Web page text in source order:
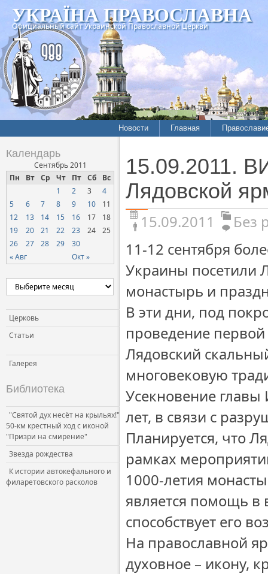
УКРАЇНА ПРАВОСЛАВНА
Официальный сайт Украинской Православной Церкви
Новости Главная
Календарь
Сентябрь 2011
Пн
Вт Ср Чт Пт Сб Вс
« Авг Окт »
1 2 3
4
5
6 7 8 9 10
11
12
13 14 15 16 17
18
19
20 21 22 23 24
25
26
27 28 29 30
Церковь
Статьи
Галерея
Библиотека
"Святой дух несёт на крыльях!"
50-км крестный ход с иконой
"Призри на смирение"
Звезда рождества
К истории автокефального и
филаретовского расколов
15.09.2011.
Лядовской
15.09.2011
Без
11-12 сентября
Украины посетили
монастырь и
В эти дни, под
проведение
Лядовский
многовековую
Усекновение
лет, в связи с
Планируется, что
рамках
1000-летия
является помощь в
способствует его
На православной
духовное – икону,